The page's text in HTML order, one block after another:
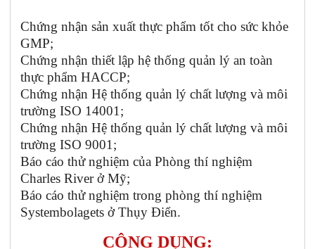
Chứng nhận sản xuất thực phẩm tốt cho sức khỏe
GMP;
Chứng nhận thiết lập hệ thống quản lý an toàn
thực phẩm HACCP;
Chứng nhận Hệ thống quản lý chất lượng và môi
trường ISO 14001;
Chứng nhận Hệ thống quản lý chất lượng và môi
trường ISO 9001;
Báo cáo thử nghiệm của Phòng thí nghiệm
Charles River ở Mỹ;
Báo cáo thử nghiệm trong phòng thí nghiệm
Systembolagets ở Thụy Điển.
CÔNG DỤNG: